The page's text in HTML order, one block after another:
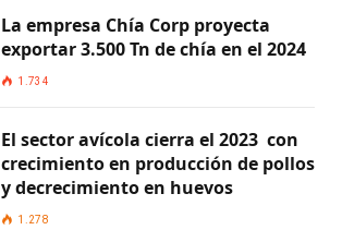
La empresa Chía Corp proyecta
exportar 3.500 Tn de chía en el 2024
1.734
El sector avícola cierra el 2023 con
crecimiento en producción de pollos
y decrecimiento en huevos
1.278